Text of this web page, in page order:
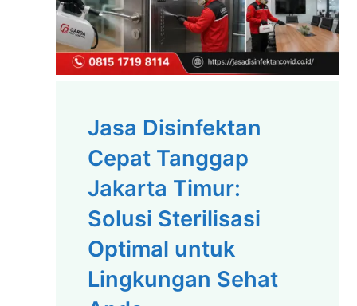
Jasa Disinfektan
Cepat Tanggap
Jakarta Timur:
Solusi Sterilisasi
Optimal untuk
Lingkungan Sehat